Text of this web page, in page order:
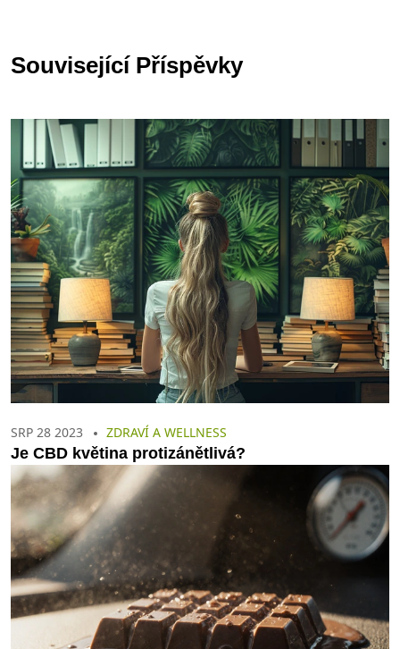
Související Příspěvky
SRP 28 2023 ZDRAVÍ A WELLNESS
Je CBD květina protizánětlivá?